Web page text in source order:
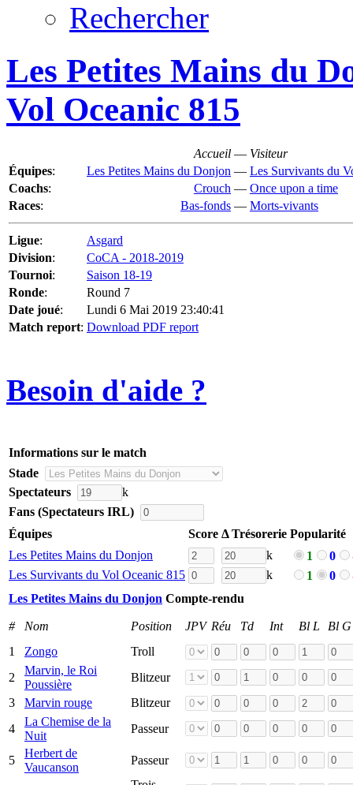
Rechercher
Les Petites Mains du
Vol Oceanic 815
Accueil — Visiteur
Équipes: Les Petites Mains du Donjon — Les Survivants du
Coachs: Crouch — Once upon a time
Races: Bas-fonds — Morts-vivants
Ligue:
Asgard
Division:
CoCA - 2018-2019
Tournoi:
Saison 18-19
Ronde:
Round 7
Date joué:
Lundi 6 Mai 2019 23:40:41
Match report: Download PDF report
Besoin d'aide ?
Informations sur le match
Stade
Spectateurs
k
Fans (Spectateurs IRL)
Équipes
Score Δ Trésorerie Popularité
Les Petites Mains du Donjon
k 1 0
Les Survivants du Vol Oceanic 815
k 1 0
Les Petites Mains du Donjon Compte-rendu
# Nom Position JPV Réu Td Int Bl L
Bl G
1
Zongo
Troll
2
Marvin, le Roi
Poussière
Blitzeur
3
Marvin rouge
Blitzeur
4
La Chemise de la
Nuit
Passeur
5
Herbert de
Vaucanson
Passeur